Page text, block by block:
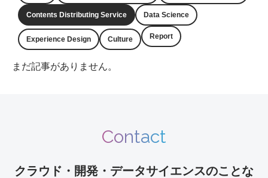
Contents Distributing Service Data Science
Experience Design Culture Report
まだ記事がありません。
Contact
クラウド・開発・データサイエンスのことな